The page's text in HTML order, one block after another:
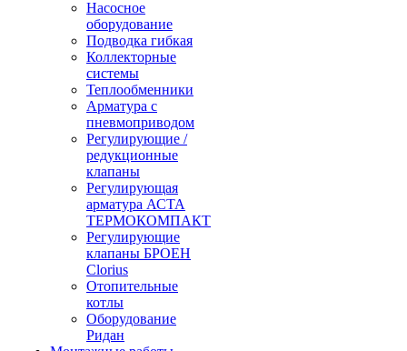
Насосное
оборудование
Подводка гибкая
Коллекторные
системы
Теплообменники
Арматура с
пневмоприводом
Регулирующие /
редукционные
клапаны
Регулирующая
арматура АСТА
ТЕРМОКОМПАКТ
Регулирующие
клапаны БРОЕН
Clorius
Отопительные
котлы
Оборудование
Ридан